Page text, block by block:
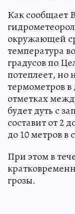
Как сообщает
окружающей
температура
градусов по
потеплеет, но
термометров в
отметках
будет дуть с
составит от 2
до 10 метров в
При этом в
грозы.